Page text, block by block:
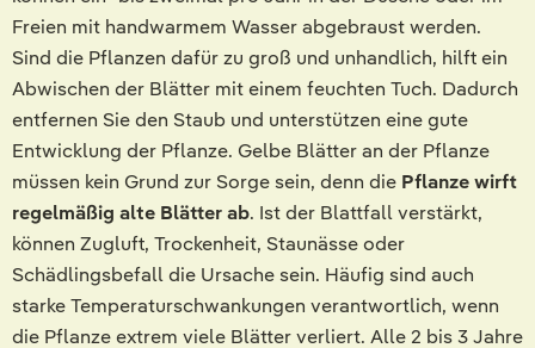
Freien mit handwarmem Wasser abgebraust werden.
Sind die Pflanzen dafür zu groß und unhandlich, hilft ein
Abwischen der Blätter mit einem feuchten Tuch. Dadurch
entfernen Sie den Staub und unterstützen eine gute
Entwicklung der Pflanze. Gelbe Blätter an der Pflanze
müssen kein Grund zur Sorge sein, denn die Pflanze wirft
regelmäßig alte Blätter ab. Ist der Blattfall verstärkt,
können Zugluft, Trockenheit, Staunässe oder
Schädlingsbefall die Ursache sein. Häufig sind auch
starke Temperaturschwankungen verantwortlich, wenn
die Pflanze extrem viele Blätter verliert. Alle 2 bis 3 Jahre